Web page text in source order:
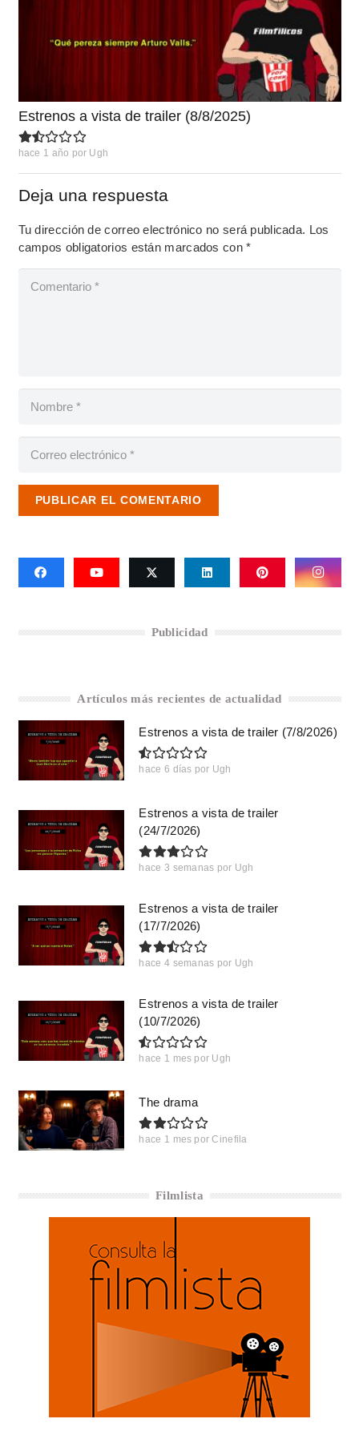
Estrenos a vista de trailer (8/8/2025)
hace 1 año por Ugh
Deja una respuesta
Tu dirección de correo electrónico no será publicada. Los
campos obligatorios están marcados con*
PUBLICAR EL COMENTARIO
Publicidad
Artículos más recientes de actualidad
Estrenos a vista de trailer (7/8/2026)
hace 6 días por Ugh
Estrenos a vista de trailer
(24/7/2026)
hace 3 semanas por Ugh
Estrenos a vista de trailer
(17/7/2026)
hace 4 semanas por Ugh
Estrenos a vista de trailer
(10/7/2026)
hace 1 mes por Ugh
The drama
hace 1 mes por Cinefila
Filmlista